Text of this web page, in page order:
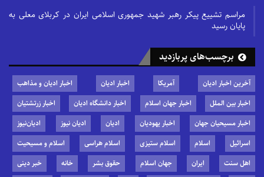
مراسم تشییع پیکر رهبر شهید جمهوری اسلامی ایران در کربلای معلی به
پایان رسید
برچسب‌های پربازدید
آخرین اخبار ادیان آمریکا اخبار ادیان
اخبار ادیان و مذاهب
اخبار بین الملل
اخبار جهان اسلام اخبار دانشگاه ادیان
اخبار زرتشتیان
اخبار مسیحیان جهان
اخبار یهودیان ادیان ادیان نیوز
ادیان‌نیوز
اسرائیل
اسلام اسلام ستیزی اسلام هراسی
اسلام و مسیحیت
اهل سنت
ایران جهان اسلام حقوق بشر خانه خبر دینی